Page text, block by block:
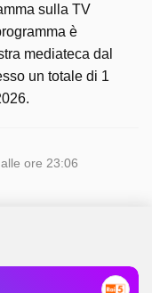
sulla TV
è
mediateca dal
un totale di 1
ore 23:06